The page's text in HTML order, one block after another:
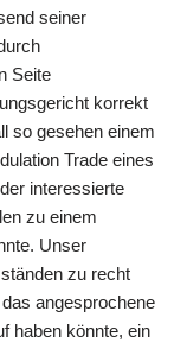
seiner
Seite
korrekt
so gesehen einem
Trade eines
interessierte
zu einem
Unser
zu recht
angesprochene
haben könnte, ein